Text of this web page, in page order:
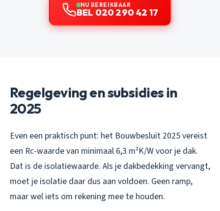
NU BEREIKBAAR
BEL 020 290 42 17
Regelgeving en subsidies in
2025
Even een praktisch punt: het Bouwbesluit 2025 vereist
een Rc-waarde van minimaal 6,3 m²K/W voor je dak.
Dat is de isolatiewaarde. Als je dakbedekking vervangt,
moet je isolatie daar dus aan voldoen. Geen ramp,
maar wel iets om rekening mee te houden.